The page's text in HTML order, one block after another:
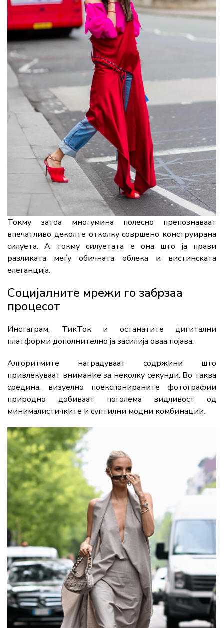
Токму затоа многумина полесно препознаваат
впечатливо деколте отколку совршено конструирана
силуета. А токму силуетата е она што ја прави
разликата меѓу обичната облека и вистинската
елеганција.
Социјалните мрежи го забрзаа
процесот
Инстаграм, ТикТок и останатите дигитални
платформи дополнително ја засилија оваа појава.
Алгоритмите наградуваат содржини што
привлекуваат внимание за неколку секунди. Во таква
средина, визуелно поекспонираните фотографии
природно добиваат поголема видливост од
минималистичките и суптилни модни комбинации.